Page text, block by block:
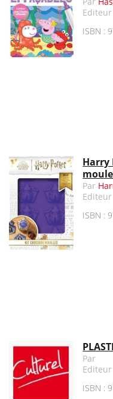
Editeur
ISBN :
Harry
Par
ISBN :
Par
Editeur
ISBN :